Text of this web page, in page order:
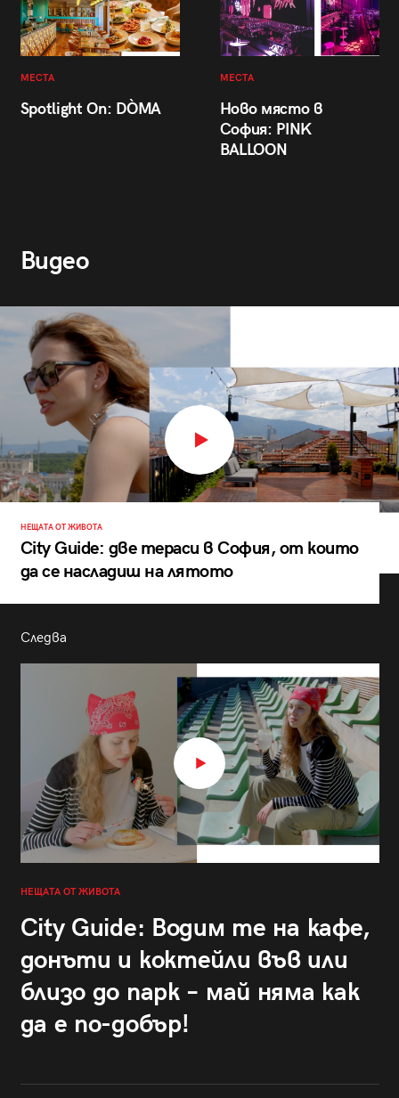
МЕСТА
Spotlight On: DÒMA
МЕСТА
Ново място в
София: PINK
BALLOON
Видео
НЕЩАТА ОТ ЖИВОТА
City Guide: две тераси в София, от които
да се насладиш на лятото
Следва
НЕЩАТА ОТ ЖИВОТА
City Guide: Водим те на кафе,
донъти и коктейли във или
близо до парк – май няма как
да е по-добър!